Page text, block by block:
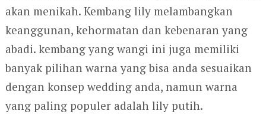
akan menikah. Kembang lily melambangkan
keanggunan, kehormatan dan kebenaran yang
abadi. kembang yang wangi ini juga memiliki
banyak pilihan warna yang bisa anda sesuaikan
dengan konsep wedding anda, namun warna
yang paling populer adalah lily putih.